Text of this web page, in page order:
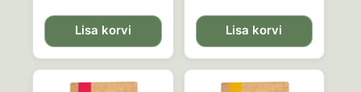
Lisa korvi Lisa korvi